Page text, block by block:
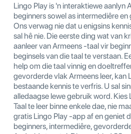
Lingo Play is 'n interaktiewe aanlyn
beginners sowel as intermediêre
Ons verwag nie dat u enigsins
sal hê nie. Die eerste ding wat van
aanleer van Armeens -taal vir
beginsels van die taal te verstaan.
help om die taal vinnig en
gevorderde vlak Armeens leer, kan
bestaande kennis te verfris. U sal
alledaagse lewe gebruik word. Kies
Taal te leer binne enkele dae, nie
gratis Lingo Play -app af en geniet
beginners, intermediêre,